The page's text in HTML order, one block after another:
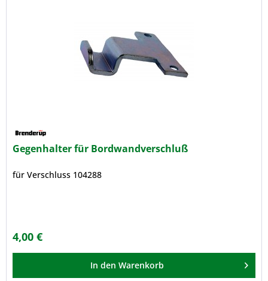
Gegenhalter für Bordwandverschluß
für Verschluss 104288
4,00 €
In den Warenkorb